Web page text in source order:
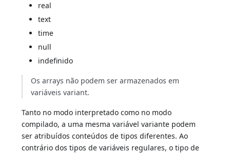
real
text
time
null
indefinido
Os arrays não podem ser armazenados em
variáveis variant.
Tanto no modo interpretado como no modo
compilado, a uma mesma variável variante podem
ser atribuídos conteúdos de tipos diferentes. Ao
contrário dos tipos de variáveis regulares, o tipo de